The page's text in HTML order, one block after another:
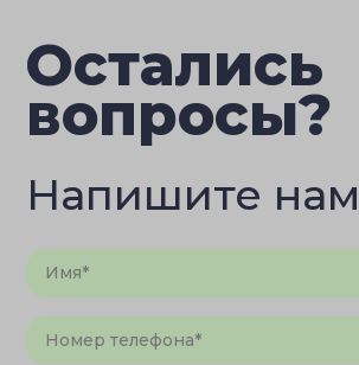
Остались
вопросы?
Напишите нам